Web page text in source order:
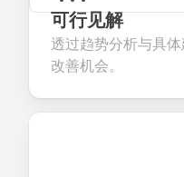
可行见解
透过趋势分析与具
改善机会。